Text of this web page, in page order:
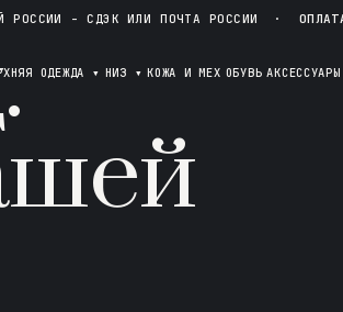
РОССИИ - СДЭК ИЛИ ПОЧТА РОССИИ ·
ОДЕЖДА ▾ НИЗ ▾ КОЖА И МЕХ ОБУВЬ АКСЕССУАРЫ